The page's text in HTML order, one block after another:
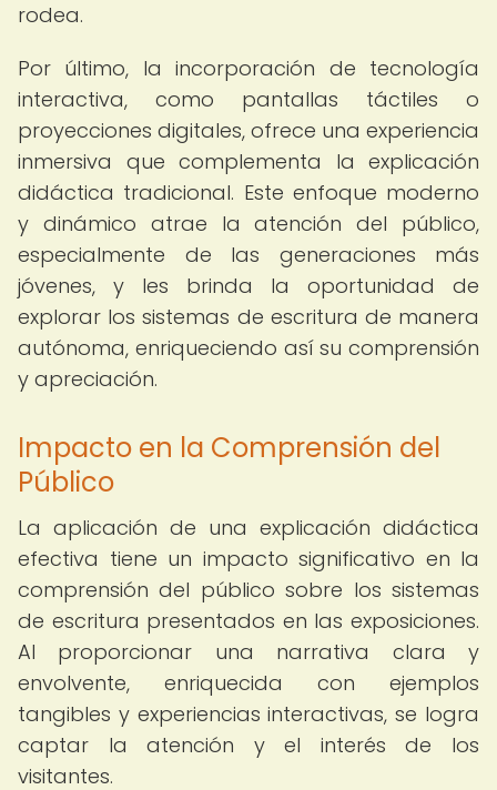
rodea.
Por último, la incorporación de tecnología
interactiva, como pantallas táctiles o
proyecciones digitales, ofrece una experiencia
inmersiva que complementa la explicación
didáctica tradicional. Este enfoque moderno
y dinámico atrae la atención del público,
especialmente de las generaciones más
jóvenes, y les brinda la oportunidad de
explorar los sistemas de escritura de manera
autónoma, enriqueciendo así su comprensión
y apreciación.
Impacto en la Comprensión del
Público
La aplicación de una explicación didáctica
efectiva tiene un impacto significativo en la
comprensión del público sobre los sistemas
de escritura presentados en las exposiciones.
Al proporcionar una narrativa clara y
envolvente, enriquecida con ejemplos
tangibles y experiencias interactivas, se logra
captar la atención y el interés de los
visitantes.